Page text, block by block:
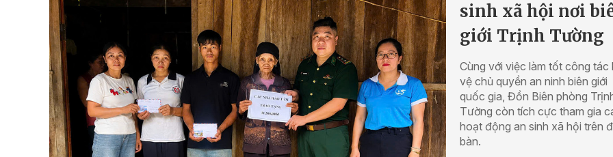
sinh xã hội nơi
giới Trịnh Tường
Cùng với việc làm tốt công tác
vệ chủ quyền an ninh biên giới
quốc gia, Đồn Biên phòng
Tường còn tích cực tham gia
hoạt động an sinh xã hội trên
bàn.